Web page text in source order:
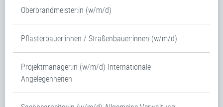
Oberbrandmeister:in (w/m/d)
Pflasterbauer:innen / Straßenbauer:innen (w/m/d)
Projektmanager:in (w/m/d) Internationale
Angelegenheiten